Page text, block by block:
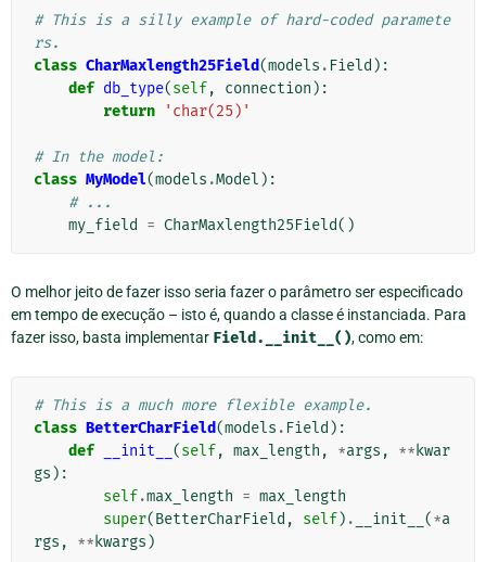
# This is a silly example of hard-coded paramete
rs.
class CharMaxlength25Field(models . Field ):
def db_type(self, connection ):
return
'char(25)'
# In the model:
class MyModel(models .Model ):
# ...
my_field
= CharMaxlength25Field()
O melhor jeito de fazer isso seria fazer o parâmetro ser especificado
em tempo de execução – isto é, quando a classe é instanciada. Para
fazer isso, basta implementar Field.__init__(), como em:
# This is a much more flexible example.
class BetterCharField(models . Field ):
def
__init__ (self, max_length , *args , ** kwar
gs ):
self.max_length = max_length
super(BetterCharField , self) . __init__ (*a
rgs , ** kwargs )